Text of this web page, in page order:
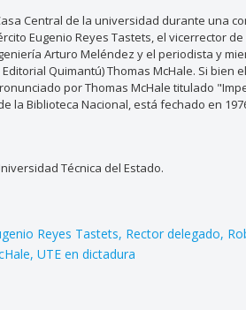
Central de la universidad durante una
Eugenio Reyes Tastets, el vicerrector
Arturo Meléndez y el periodista y
Quimantú) Thomas McHale. Si bien
por Thomas McHale titulado
la Biblioteca Nacional, está fechado en
Técnica del Estado.
Reyes Tastets Rector delegado
UTE en dictadura